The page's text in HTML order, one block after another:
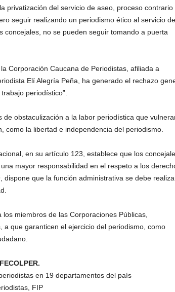
privatización del servicio de aseo, proceso contrario
seguir realizando un periodismo ético al servicio
concejales, no se pueden seguir tomando a puerta
Corporación Caucana de Periodistas, afiliada a
Elí Alegría Peña, ha generado el rechazo
periodístico”.
de obstaculización a la labor periodística que
como la libertad e independencia del periodismo.
en su artículo 123, establece que los
mayor responsabilidad en el respeto a los
que la función administrativa se debe
miembros de las Corporaciones Públicas,
a que garanticen el ejercicio del periodismo, como
en 19 departamentos del país
FIP